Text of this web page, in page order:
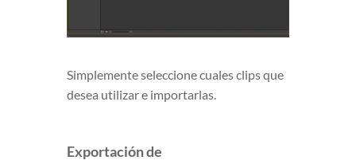
Simplemente seleccione cuales clips que
desea utilizar e importarlas.
Exportación de